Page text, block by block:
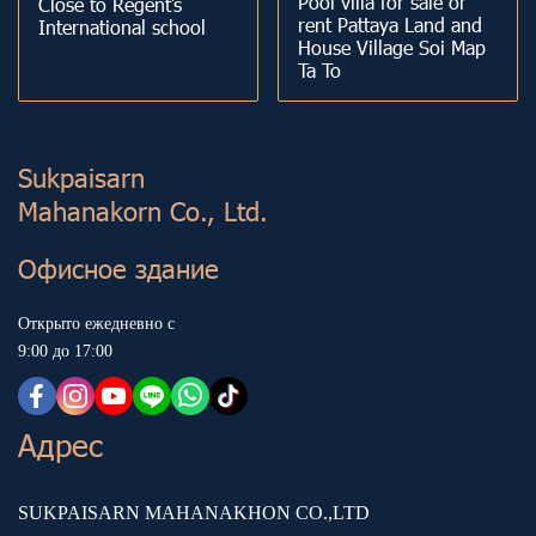
International school
rent Pattaya Land and
House Village Soi Map
Ta To
Sukp aisarn
Mahanakorn Co., Ltd.
Офисное здание
Открыто ежедневно с
9:00 до 17:00
Адрес
SUKPAISARN MAHANAKHON CO.,LTD